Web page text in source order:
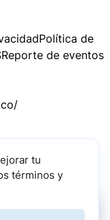
Política de
Reporte de eventos
presentarte la
resolver los
tu
términos y